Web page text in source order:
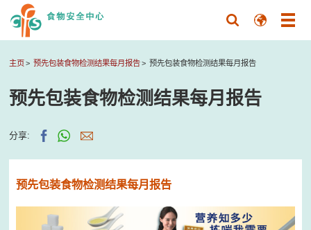
主页 预先包装食物检测结果每月报告 预先包装食物检测结果每月报告
预先包装食物检测结果每月报告
分享:
预先包装食物检测结果每月报告